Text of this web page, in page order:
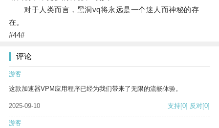
对于人类而言，黑洞vq将永远是一个迷人而神秘的存
在。
#44#
评论
游客
这款加速器VPM应用程序已经为我们带来了无限的流畅体验。
2025-09-10 支持[0] 反对[0]
游客